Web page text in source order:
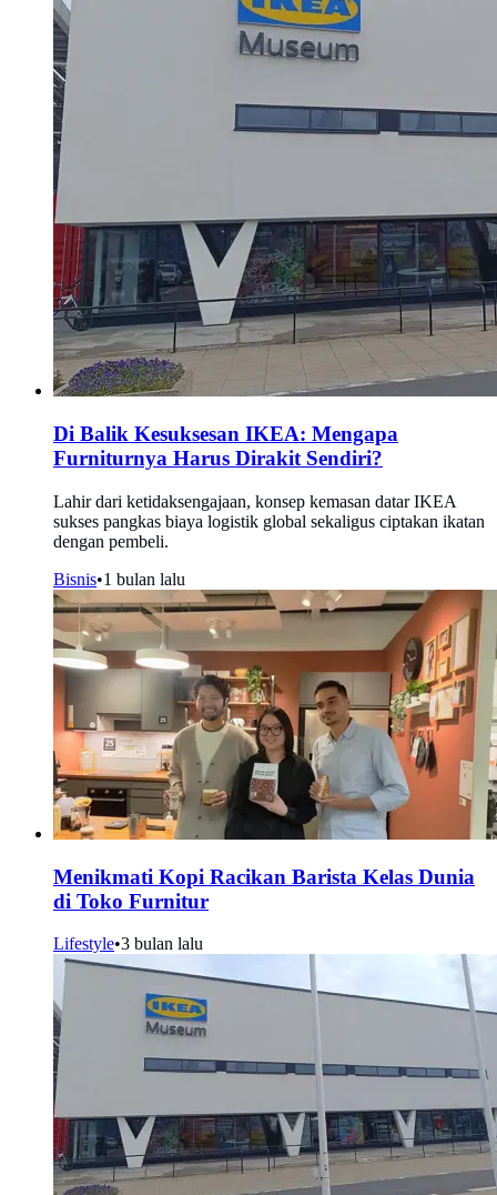
Di Balik Kesuksesan IKEA: Mengapa
Furniturnya Harus Dirakit Sendiri?
Lahir dari ketidaksengajaan, konsep kemasan datar IKEA
sukses pangkas biaya logistik global sekaligus ciptakan ikatan
dengan pembeli.
Bisnis•1 bulan lalu
Menikmati Kopi Racikan Barista Kelas Dunia
di Toko Furnitur
Lifestyle•3 bulan lalu